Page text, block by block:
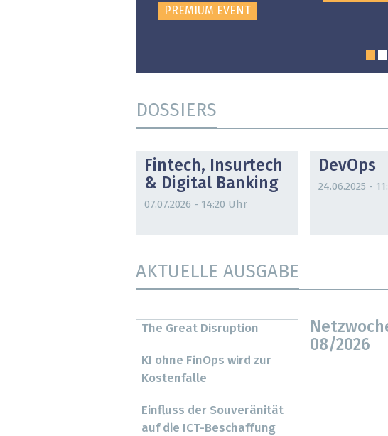
PREMIUM EVENT
DOSSIERS
Fintech, Insurtech
& Digital Banking
07.07.2026 - 14:20 Uhr
DevOps
24.06.2025 -
AKTUELLE AUSGABE
08/2026
The Great Disruption
KI ohne FinOps wird zur
Kostenfalle
Einfluss der Souveränität
auf die ICT-Beschaffung